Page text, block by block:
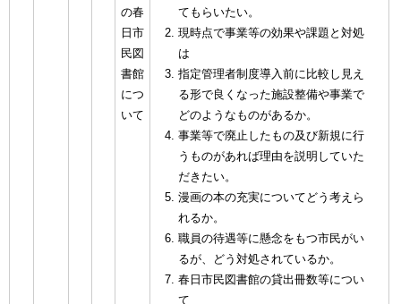
の春
日市
民図
書館
につ
いて
てもらいたい。
現時点で事業等の効果や課題と対処
は
指定管理者制度導入前に比較し見え
る形で良くなった施設整備や事業で
どのようなものがあるか。
事業等で廃止したもの及び新規に行
うものがあれば理由を説明していた
だきたい。
漫画の本の充実についてどう考えら
れるか。
職員の待遇等に懸念をもつ市民がい
るが、どう対処されているか。
春日市民図書館の貸出冊数等につい
て